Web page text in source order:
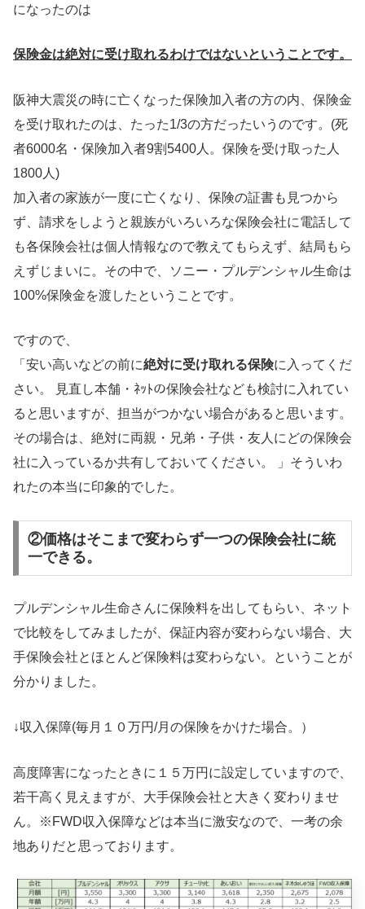
になったのは
保険金は絶対に受け取れるわけではないということです。
阪神大震災の時に亡くなった保険加入者の方の内、保険金
を受け取れたのは、たった1/3の方だったいうのです。(死
者6000名・保険加入者9割5400人。保険を受け取った人
1800人)
加入者の家族が一度に亡くなり、保険の証書も見つから
ず、請求をしようと親族がいろいろな保険会社に電話して
も各保険会社は個人情報なので教えてもらえず、結局もら
えずじまいに。その中で、ソニー・プルデンシャル生命は
100%保険金を渡したということです。
ですので、
「安い高いなどの前に絶対に受け取れる保険に入ってくだ
さい。 見直し本舗・ﾈｯﾄの保険会社なども検討に入れてい
ると思いますが、担当がつかない場合があると思います。
その場合は、絶対に両親・兄弟・子供・友人にどの保険会
社に入っているか共有しておいてください。 」そういわ
れたの本当に印象的でした。
②価格はそこまで変わらず一つの保険会社に統
一できる。
プルデンシャル生命さんに保険料を出してもらい、ネット
で比較をしてみましたが、保証内容が変わらない場合、大
手保険会社とほとんど保険料は変わらない。ということが
分かりました。
↓収入保障(毎月１０万円/月の保険をかけた場合。）
高度障害になったときに１５万円に設定していますので、
若干高く見えますが、大手保険会社と大きく変わりませ
ん。※FWD収入保障などは本当に激安なので、一考の余
地ありだと思っております。